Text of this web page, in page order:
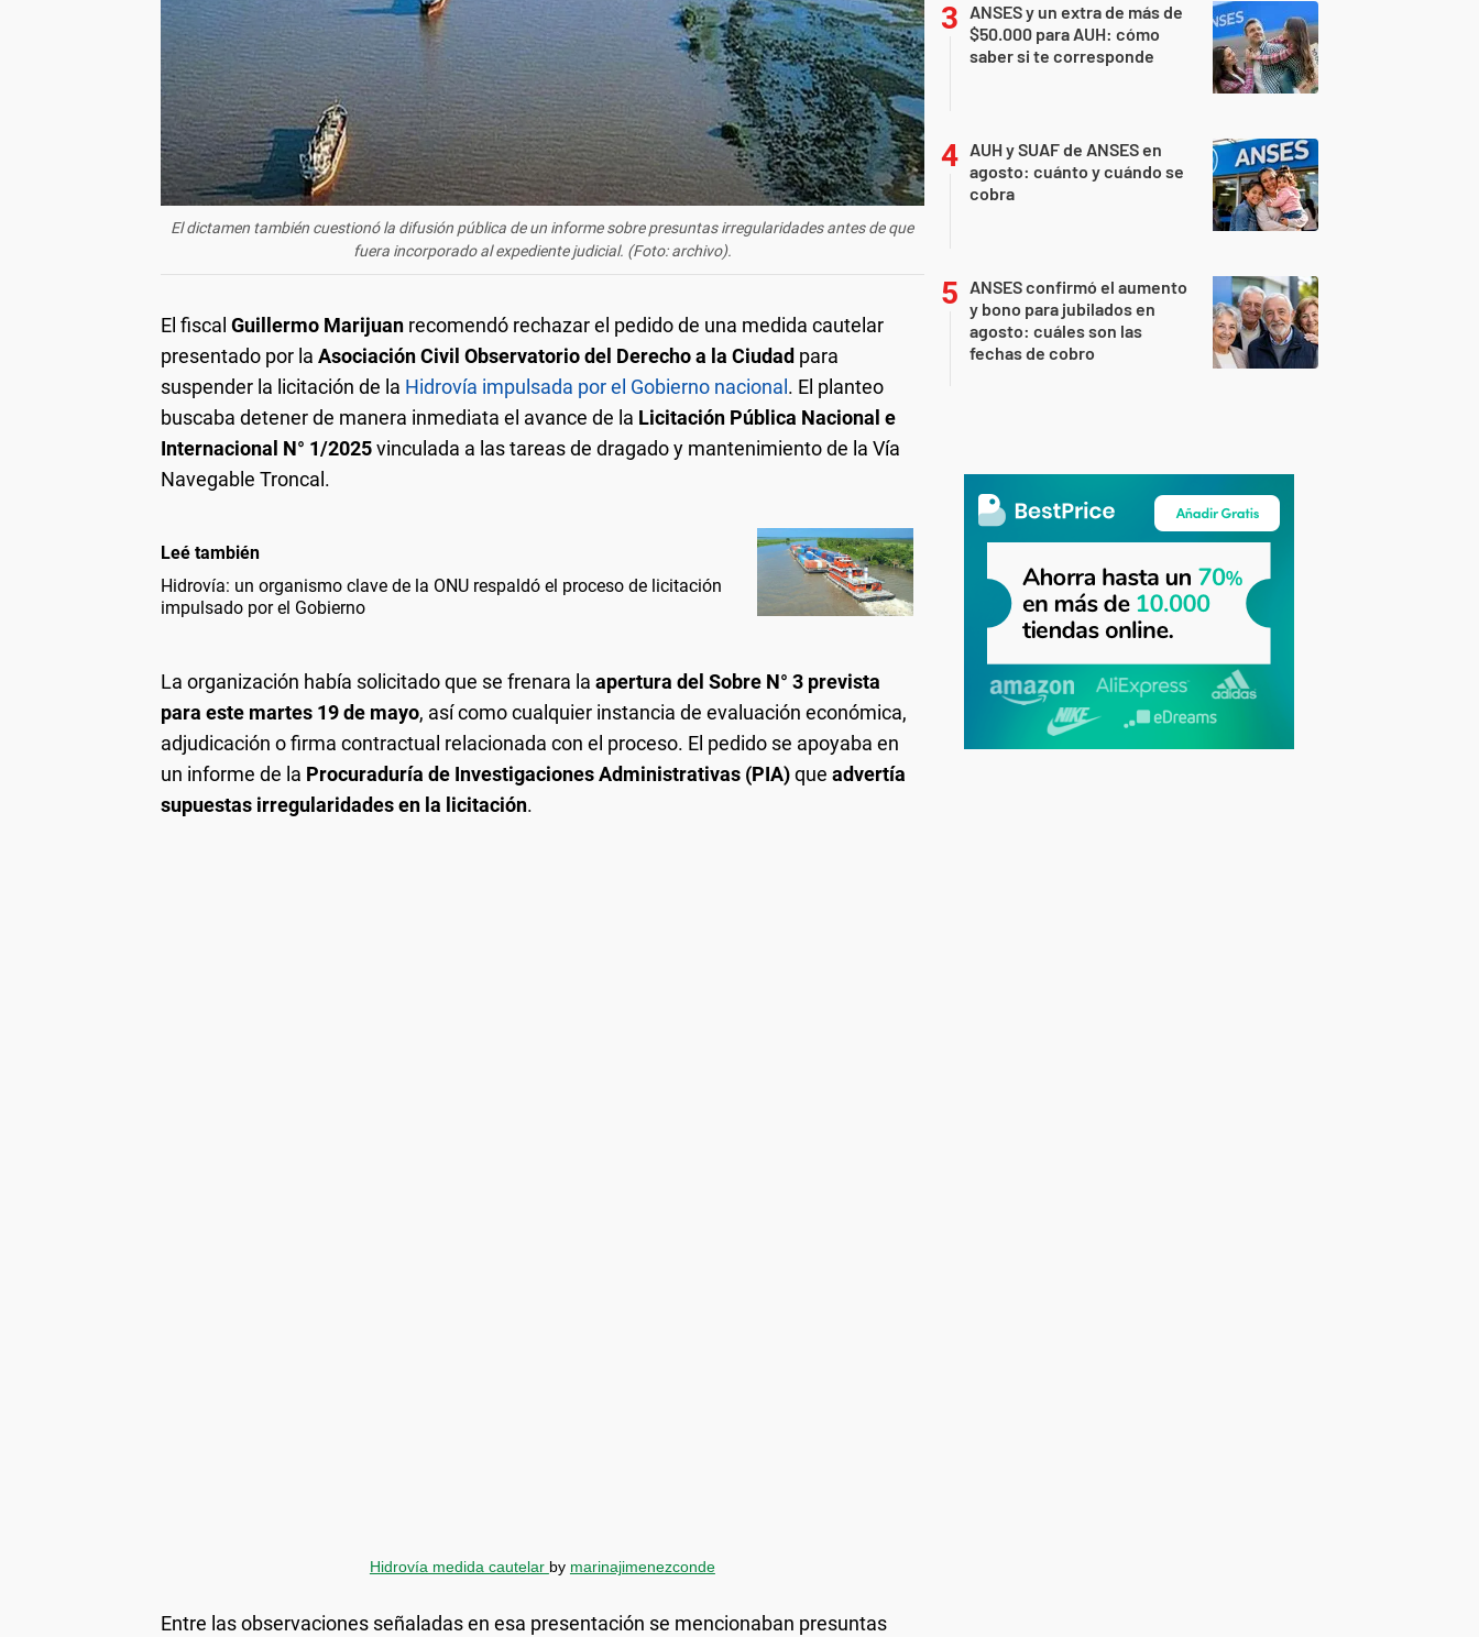
El dictamen también cuestionó la difusión pública de un informe sobre presuntas irregularidades antes de que
fuera incorporado al expediente judicial. (Foto: archivo).
El fiscal Guillermo Marijuan recomendó rechazar el pedido de una medida cautelar
presentado por la Asociación Civil Observatorio del Derecho a la Ciudad para
suspender la licitación de la Hidrovía impulsada por el Gobierno nacional . El planteo
buscaba detener de manera inmediata el avance de la Licitación Pública Nacional e
Internacional N° 1/2025vinculada a las tareas de dragado y mantenimiento de la Vía
Navegable Troncal.
Leé también
Hidrovía: un organismo clave de la ONU respaldó el proceso de licitación
impulsado por el Gobierno
La organización había solicitado que se frenara la apertura del Sobre N° 3 prevista
para este martes 19 de mayo, así como cualquier instancia de evaluación económica,
adjudicación o firma contractual relacionada con el proceso. El pedido se apoyaba en
un informe de la Procuraduría de Investigaciones Administrativas (PIA)que advertía
supuestas irregularidades en la licitación.
Hidrovía medida cautelar by marinajimenezconde
Entre las observaciones señaladas en esa presentación se mencionaban presuntas
ANSES y un extra de más de
$50.000 para AUH: cómo
saber si te corresponde
AUH y SUAF de ANSES en
agosto: cuánto y cuándo se
cobra
ANSES confirmó el aumento
y bono para jubilados en
agosto: cuáles son las
fechas de cobro